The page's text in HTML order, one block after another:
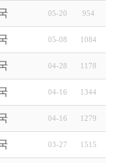
2026 경상남도 관광객
05-20 954
선정 접수05-08 1084
2026년 상반기 대전광
04-28 1178
관리지역 전세버스 통
04-16 1344
2026년 달성군 파크골
04-16 1279
2026년 상반기 울산광
03-27 1515